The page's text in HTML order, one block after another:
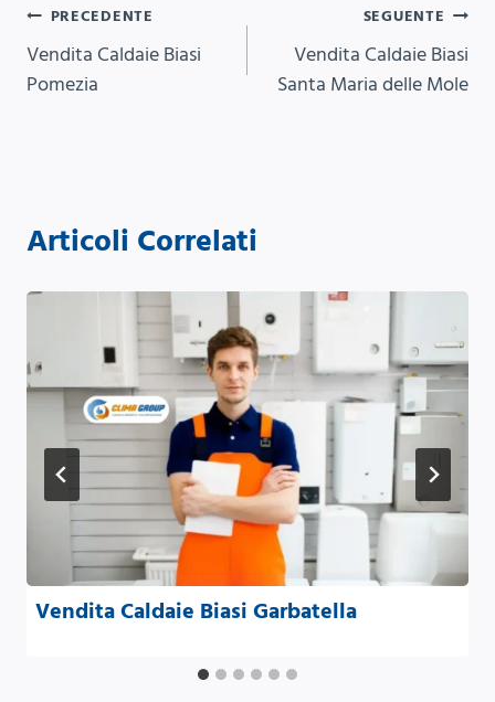
Navigazione
articoli
PRECEDENTE
Vendita Caldaie Biasi
Pomezia
SEGUENTE
Vendita Caldaie Biasi
Santa Maria delle Mole
Articoli Correlati
Vendita Caldaie Biasi Garbatella